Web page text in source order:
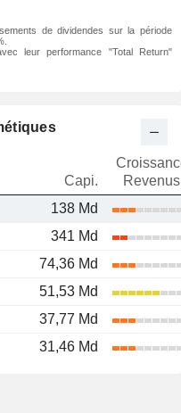
de dividendes sur la période
leur performance "Total Return"
Capi.
Revenus
138 Md
341 Md
74,36 Md
51,53 Md
37,77 Md
31,46 Md